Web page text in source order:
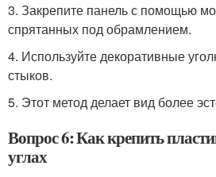
3. Закрепите панель с помощью
спрятанных под обрамлением.
4. Используйте декоративные
стыков.
5. Этот метод делает вид более
Вопрос 6: Как крепить
углах